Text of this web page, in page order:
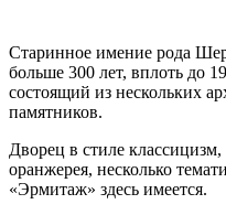
Старинное имение рода
больше 300 лет, вплоть до
состоящий из нескольких
памятников.
Дворец в стиле
оранжерея, несколько
«Эрмитаж» здесь имеется.